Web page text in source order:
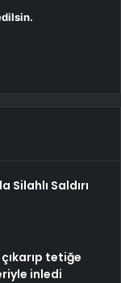
Silahlı Saldırı
tetiğe
inledi